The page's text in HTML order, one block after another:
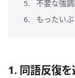
不要な強
もったい
1. 同語反復を